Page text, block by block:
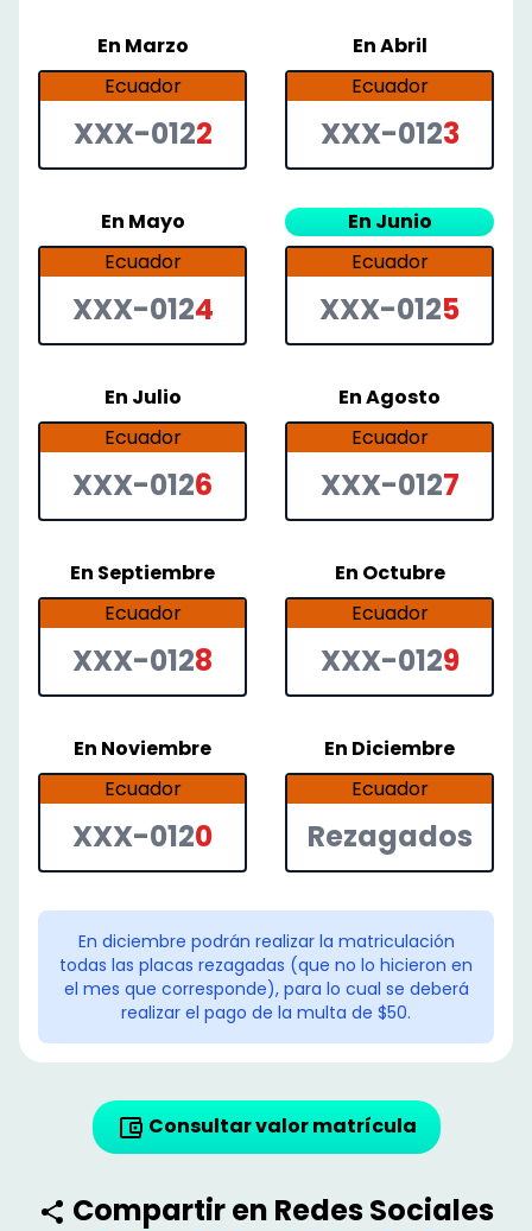
En Marzo
Ecuador
XXX-0122
EnAbril
Ecuador
XXX-0123
En Mayo
Ecuador
XXX-0124
En Junio
Ecuador
XXX-0125
En Julio
Ecuador
XXX-0126
EnAgosto
Ecuador
XXX-0127
En Septiembre
Ecuador
XXX-0128
En Octubre
Ecuador
XXX-0129
En Noviembre
Ecuador
XXX-0120
En Diciembre
Ecuador
Rezagados
En diciembre podrán realizar la matriculación
todas las placas rezagadas (que no lo hicieron en
el mes que corresponde), para lo cual se deberá
realizar el pago de la multa de $50.
Consultar valor matrícula
Compartir en Redes Sociales